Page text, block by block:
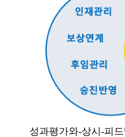
성과평가와-상시-피